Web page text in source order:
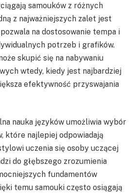
samouków z różnych
z najważniejszych zalet jest
na dostosowanie tempa i
potrzeb i grafików.
skupić się na nabywaniu
wtedy, kiedy jest najbardziej
efektywność przyswajania
nauka języków umożliwia wybór
które najlepiej odpowiadają
uczenia się osoby uczącej
do głębszego zrozumienia
fundamentów
temu samouki często osiągają